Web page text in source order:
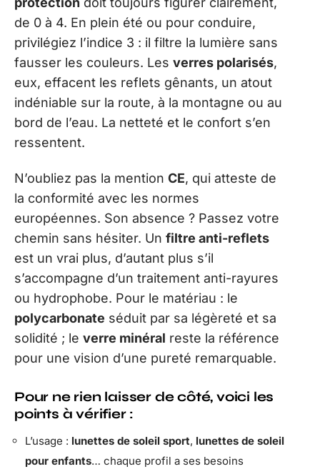
de 0 à 4. En plein été ou pour conduire,
privilégiez l’indice 3 : il filtre la lumière sans
fausser les couleurs. Les verres polarisés,
eux, effacent les reflets gênants, un atout
indéniable sur la route, à la montagne ou au
bord de l’eau. La netteté et le confort s’en
ressentent.
N’oubliez pas la mention CE, qui atteste de
la conformité avec les normes
européennes. Son absence ? Passez votre
chemin sans hésiter. Un filtre anti-reflets
est un vrai plus, d’autant plus s’il
s’accompagne d’un traitement anti-rayures
ou hydrophobe. Pour le matériau : le
polycarbonate séduit par sa légèreté et sa
solidité ; le verre minéral reste la référence
pour une vision d’une pureté remarquable.
Pour ne rien laisser de côté, voici les
points à vérifier :
L’usage : lunettes de soleil sport, lunettes de soleil
pour enfants… chaque profil a ses besoins